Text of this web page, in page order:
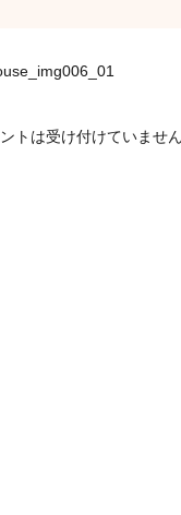
トは受け付けていません